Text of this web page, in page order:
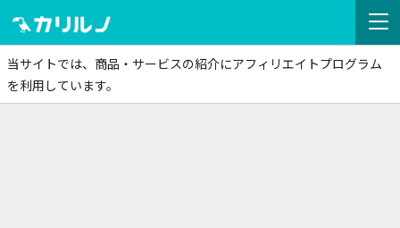
当サイトでは、商品・サービスの紹介にアフィリエイトプログラム
を利用しています。